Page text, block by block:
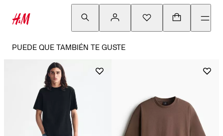
PUEDE QUE TAMBIÉN TE GUSTE